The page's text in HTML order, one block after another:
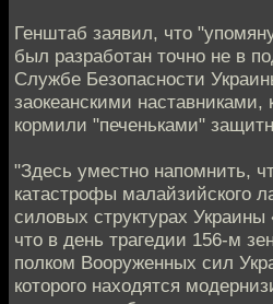
Генштаб заявил, что
был разработан точно не в
Службе Безопасности
заокеанскими наставниками,
кормили "печеньками"
"Здесь уместно напомнить,
катастрофы малайзийского
силовых структурах
что в день трагедии 156-м
полком Вооруженных сил
которого находятся